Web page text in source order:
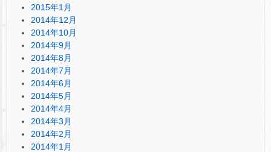
2015年1月
2014年12月
2014年10月
2014年9月
2014年8月
2014年7月
2014年6月
2014年5月
2014年4月
2014年3月
2014年2月
2014年1月